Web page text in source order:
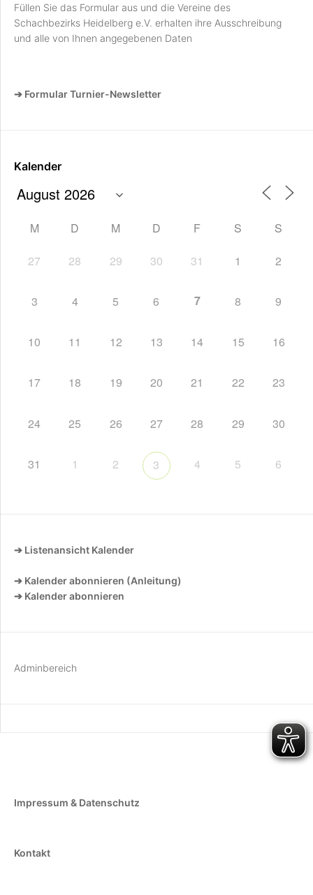
Füllen Sie das Formular aus und die Vereine des
Schachbezirks Heidelberg e.V. erhalten ihre Ausschreibung
und alle von Ihnen angegebenen Daten
➔ Formular Turnier-Newsletter
Kalender
M D M D F S S
27 28 29 30 31 1 2
3 4 5 6 7 8 9
10 11 12 13 14 15 16
17 18 19 20 21 22 23
24 25 26 27 28 29 30
31 1 2 3 4 5 6
➔ Listenansicht Kalender
➔ Kalender abonnieren (Anleitung)
➔ Kalender abonnieren
Adminbereich
Impressum & Datenschutz
Kontakt